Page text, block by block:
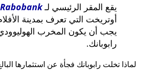
يقع المقر الرئيسي لـRabobank
أوتريخت التي تعرف بمدينة
يجب أن يكون المخرب
رابوبانك.
لماذا تخلت رابوبانك فجأة عن استثمارها البالغ 45,000